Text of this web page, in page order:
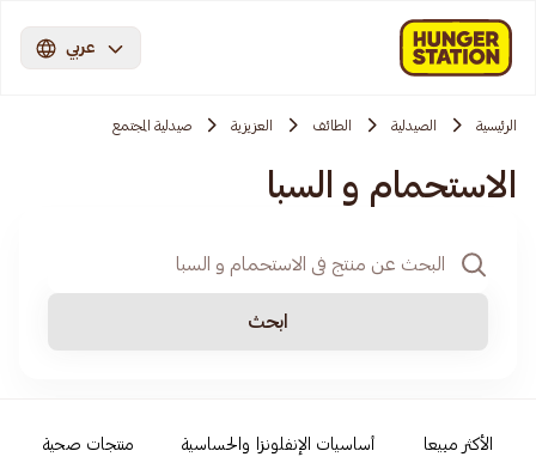
عربي
الرئيسية الصيدلية الطائف العزيزية صيدلية المجتمع
الاستحمام و السبا
ابحث
الأكثر مبيعا أساسيات الإنفلونزا والحساسية منتجات صحية